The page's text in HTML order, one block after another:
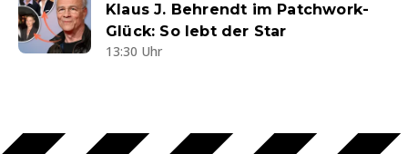
Klaus J. Behrendt im Patchwork-
Glück: So lebt der Star
13:30 Uhr